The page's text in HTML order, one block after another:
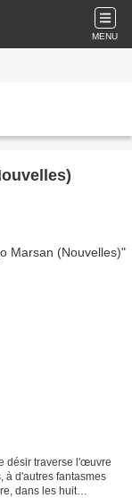
MENU
désir traverse l'œuvre
à d'autres fantasmes
dans les huit